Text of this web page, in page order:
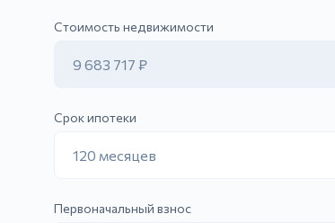
Стоимость недвижимости
9 683 717 ₽
Срок ипотеки
120 месяцев
Первоначальный взнос